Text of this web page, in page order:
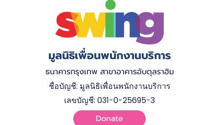
มูลนิธิเพื่อนพนักงานบริการ
ธนาคารกรุงเทพ สาขาอาคารอับดุลราฮิม
ชื่อบัญชี: มูลนิธิเพื่อนพนักงานบริการ
เลขบัญชี: 031-0-25695-3
Donate